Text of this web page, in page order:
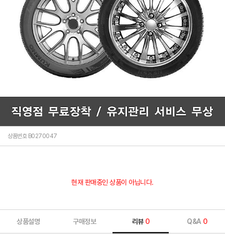
상품번호 B0270047
현재 판매중인 상품이 아닙니다.
상품설명 구매정보 리뷰 0 Q&A 0